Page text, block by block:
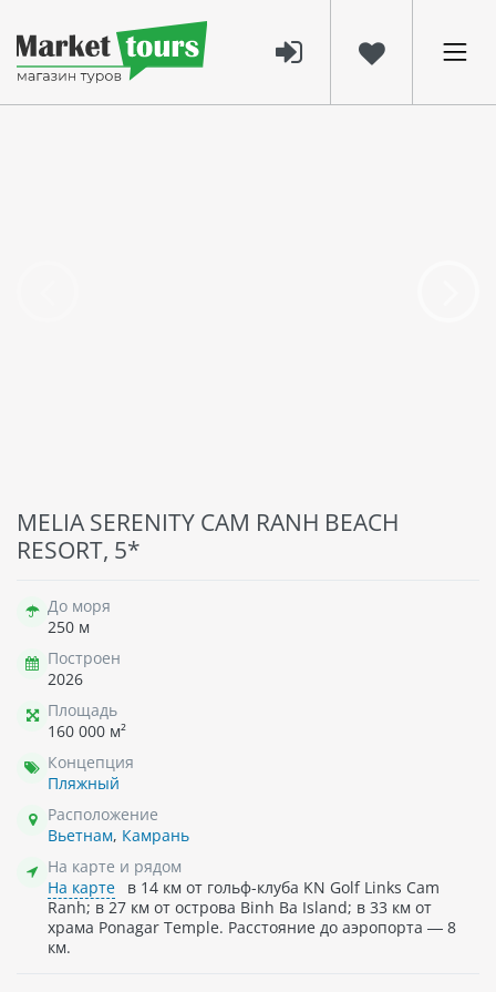
MELIA SERENITY CAM RANH BEACH
RESORT, 5*
До моря
250 м
Построен
2026
Площадь
160 000 м²
Концепция
Пляжный
Расположение
Вьетнам, Камрань
На карте и рядом
На карте
в 14 км от гольф-клуба KN Golf Links Cam
Ranh; в 27 км от острова Binh Ba Island; в 33 км от
храма Ponagar Temple. Расстояние до аэропорта — 8
км.